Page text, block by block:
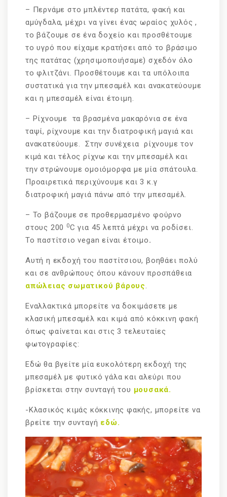
– Περνάμε στο μπλέντερ πατάτα, φακή και
αμύγδαλα, μέχρι να γίνει ένας ωραίος χυλός ,
το βάζουμε σε ένα δοχείο και προσθέτουμε
το υγρό που είχαμε κρατήσει από το βράσιμο
της πατάτας (χρησιμοποιήσαμε) σχεδόν όλο
το φλιτζάνι. Προσθέτουμε και τα υπόλοιπα
συστατικά για την μπεσαμέλ και ανακατεύουμε
και η μπεσαμέλ είναι έτοιμη.
– Ρίχνουμε τα βρασμένα μακαρόνια σε ένα
ταψί, ρίχνουμε και την διατροφική μαγιά και
ανακατεύουμε. Στην συνέχεια ρίχνουμε τον
κιμά και τέλος ρίχνω και την μπεσαμέλ και
την στρώνoυμε ομοιόμορφα με μία σπάτουλα.
Προαιρετικά περιχύνουμε και 3 κ.γ
διατροφική μαγιά πάνω από την μπεσαμέλ.
– Το βάζουμε σε προθερμασμένο φούρνο
στους 200
0C για 45 λεπτά μέχρι να ροδίσει.
Το παστίτσιο vegan είναι έτοιμο.
Αυτή η εκδοχή του παστίτσιου, βοηθάει πολύ
και σε ανθρώπους όπου κάνουν προσπάθεια
απώλειας σωματικού βάρους.
Εναλλακτικά μπορείτε να δοκιμάσετε με
κλασική μπεσαμέλ και κιμά από κόκκινη φακή
όπως φαίνεται και στις 3 τελευταίες
φωτογραφίες:
Εδώ θα βγείτε μία ευκολότερη εκδοχή της
μπεσαμέλ με φυτικό γάλα και αλεύρι που
βρίσκεται στην συνταγή του μουσακά.
-Κλασικός κιμάς κόκκινης φακής, μπορείτε να
βρείτε την συνταγή εδώ.